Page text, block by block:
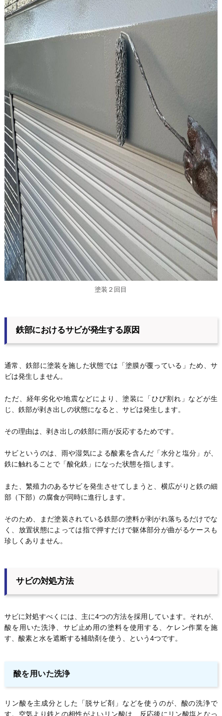
塗装２回目
鉄部におけるサビが発生する原因
通常、鉄部に塗装を施した状態では「塗膜が覆っている」ため、サ
ビは発生しません。
ただ、経年劣化や地震などにより、塗装に「ひび割れ」などが生
じ、鉄部が剥き出しの状態になると、サビは発生します。
その理由は、剥き出しの鉄部に雨が反応するためです。
サビというのは、雨や湿気による酸素を含んだ「水分と塩分」が、
鉄に触れることで「酸化鉄」になった状態を指します。
また、繁殖力のあるサビを発生させてしまうと、横広がりと鉄の細
部（下部）の腐食が同時に進行します。
そのため、まだ塗装されている鉄部の塗料が剥がれ落ちるだけでな
く、放置状態によっては指で押すだけで躯体部分が曲がるケースも
珍しくありません。
サビの対処方法
サビに対処すべくには、主に4つの方法を採用しています。それが、
酸を用いた洗浄、サビ止め用の塗料を使用する、ケレン作業を施
す、酸素と水を遮断する補助剤を使う、という4つです。
酸を用いた洗浄
リン酸を主成分とした「脱サビ剤」などを使うのが、酸の洗浄で
す。空気より鉄との相性がよいリン酸は、反応後にリン酸塩となっ